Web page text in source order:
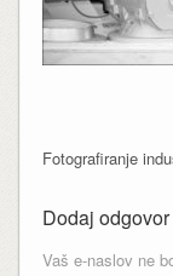
Fotografiranje
Dodaj odgovor
Vaš e-naslov ne